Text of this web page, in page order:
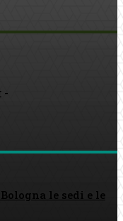
-
le sedi e le